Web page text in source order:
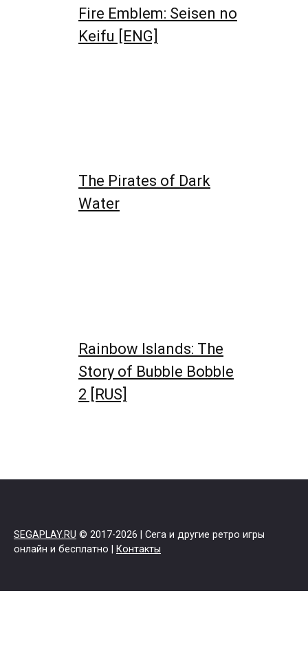
Fire Emblem: Seisen no
Keifu [ENG]
The Pirates of Dark
Water
Rainbow Islands: The
Story of Bubble Bobble
2 [RUS]
SEGAPLAY.RU © 2017-2026 | Сега и другие ретро игры
онлайн и бесплатно |
Контакты